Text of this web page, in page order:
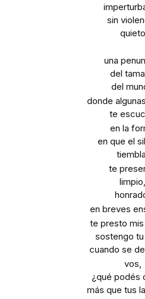
sin
quieto
una
del
del
donde
te
en la
en que el
te
limpio,
en breves
te presto mis
sostengo
cuando se
vos,
¿qué podés
más que tus